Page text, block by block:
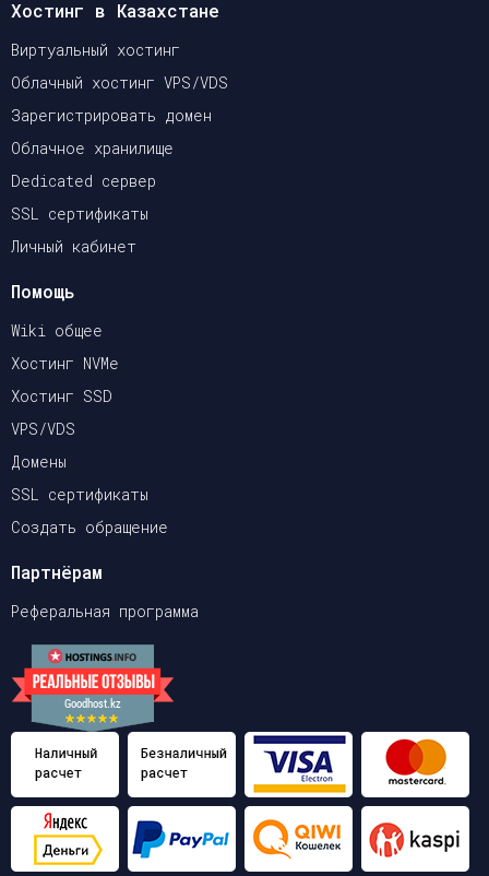
Хостинг в Казахстане
Виртуальный хостинг
Облачный хостинг VPS/VDS
Зарегистрировать домен
Облачное хранилище
Dedicated сервер
SSL сертификаты
Личный кабинет
Помощь
Wiki общее
Хостинг NVMe
Хостинг SSD
VPS/VDS
Домены
SSL сертификаты
Создать обращение
Партнёрам
Реферальная программа